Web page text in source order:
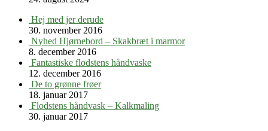
Hej med jer derude
30. november 2016
Nyhed Hjørnebord – Skakbræt i marmor
8. december 2016
Fantastiske flodstens håndvaske
12. december 2016
De to grønne frøer
18. januar 2017
Flodstens håndvask – Kalkmaling
30. januar 2017